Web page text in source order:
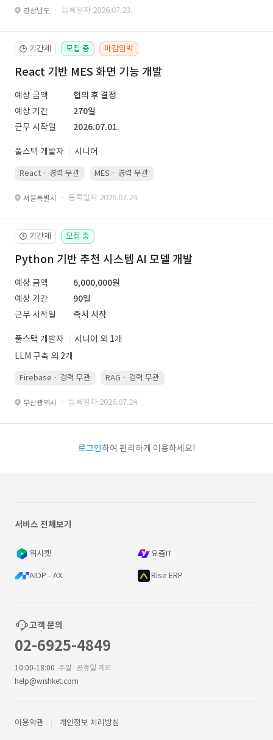
경상남도 · 등록일자 2026.07.23.
🕒 기간제 모집 중 마감임박
React 기반 MES 화면 기능 개발
예상 금액
협의 후 결정
예상 기간
270일
근무 시작일
2026.07.01.
풀스택 개발자 시니어
React · 경력 무관 MES · 경력 무관
서울특별시 · 등록일자 2026.07.24.
🕒 기간제 모집 중
Python 기반 추천 시스템 AI 모델 개발
예상 금액
6,000,000원
예상 기간
90일
근무 시작일
즉시 시작
풀스택 개발자
시니어 외 1개
LLM 구축 외 2개
Firebase · 경력 무관 RAG · 경력 무관
부산광역시 · 등록일자 2026.07.24.
로그인하여 편리하게 이용하세요!
서비스 전체보기
위시켓 요즘IT
AIDP - AX Rise ERP
고객 문의
02-6925-4849
10:00-18:00 주말·공휴일 제외
help@wishket.com
이용약관 개인정보 처리방침